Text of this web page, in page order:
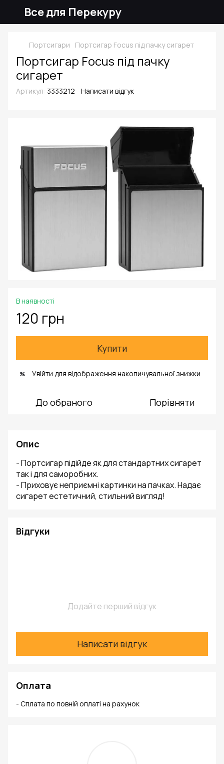
Все для Перекуру
Портсигари Портсигар Focus під пачку сигарет
Портсигар Focus під пачку
сигарет
Артикул: 3333212 Написати відгук
В наявності
120 грн
Купити
% Увійти для відображення накопичувальної знижки
До обраного Порівняти
Опис
-Портсигар підійде як для стандартних сигарет
так і для саморобних.
- Приховує неприємні картинки на пачках. Надає
сигарет естетичний, стильний вигляд!
Відгуки
Додайте перший відгук
Написати відгук
Оплата
- Сплата по повній оплаті на рахунок